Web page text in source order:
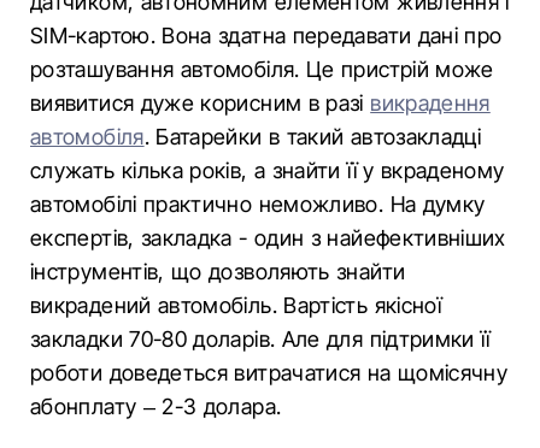
SIM-картою. Вона здатна передавати дані про
розташування автомобіля. Це пристрій може
виявитися дуже корисним в разі викрадення
автомобіля. Батарейки в такий автозакладці
служать кілька років, а знайти її у вкраденому
автомобілі практично неможливо. На думку
експертів, закладка - один з найефективніших
інструментів, що дозволяють знайти
викрадений автомобіль. Вартість якісної
закладки 70-80 доларів. Але для підтримки її
роботи доведеться витрачатися на щомісячну
абонплату – 2-3 долара.